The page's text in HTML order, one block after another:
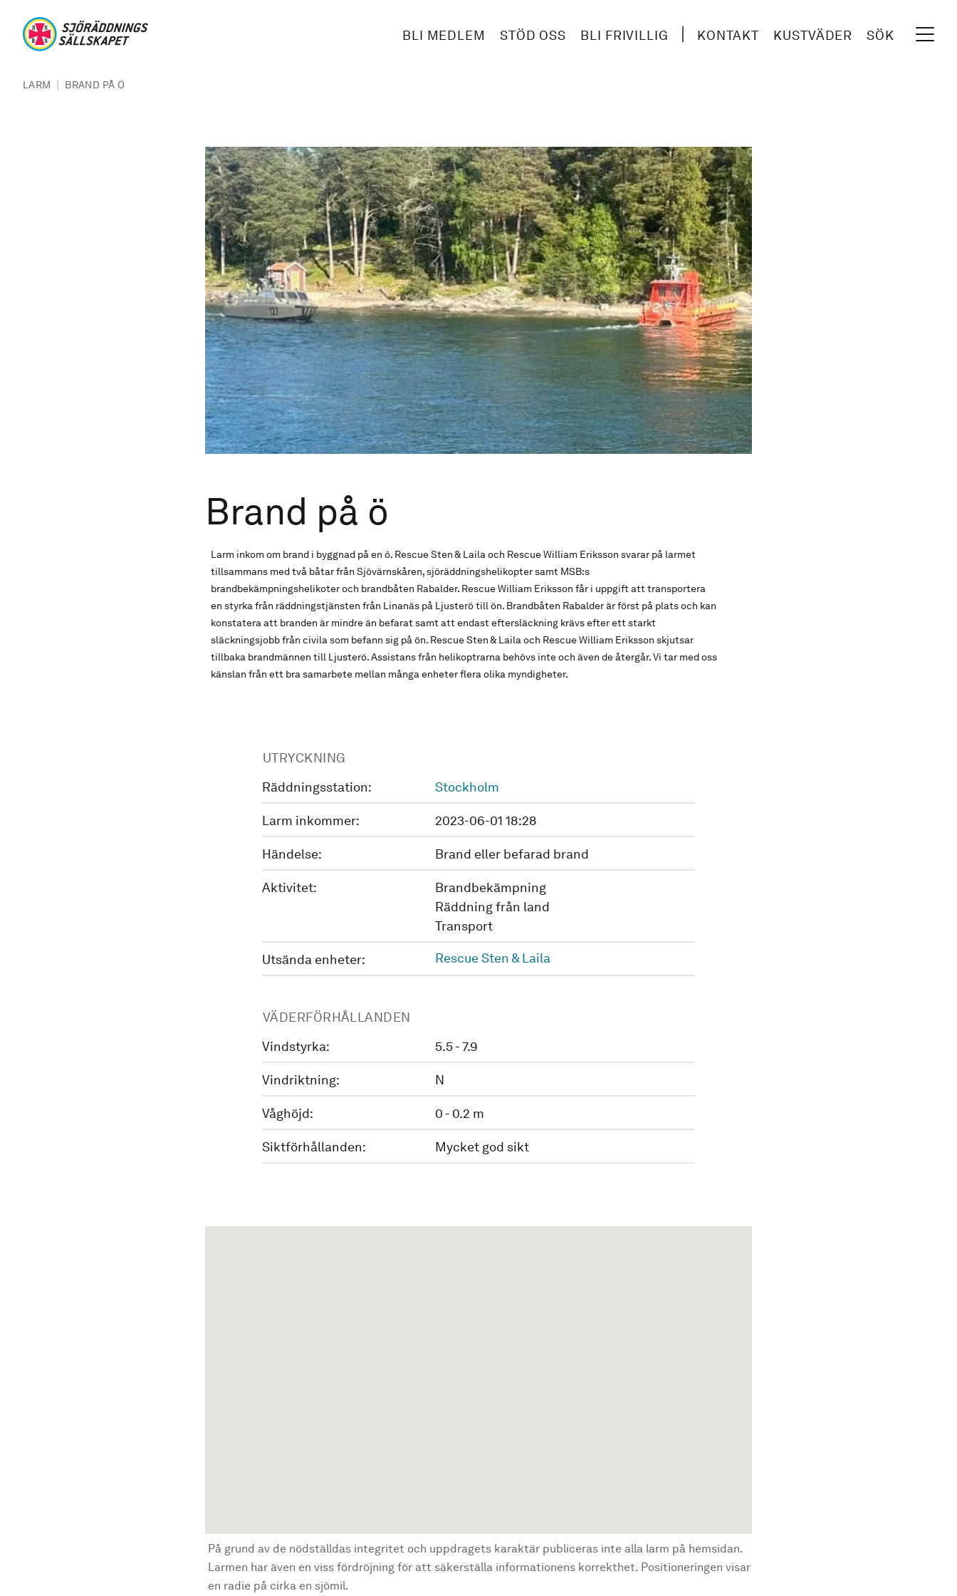
BLI MEDLEM STÖD OSS BLI FRIVILLIG KONTAKT KUSTVÄDER SÖK
LARM | BRAND PÅ Ö
Brand på ö
Larm inkom om brand i byggnad på en ö. Rescue Sten & Laila och Rescue William Eriksson svarar på larmet
tillsammans med två båtar från Sjövärnskåren, sjöräddningshelikopter samt MSB:s
brandbekämpningshelikoter och brandbåten Rabalder. Rescue William Eriksson får i uppgift att transportera
en styrka från räddningstjänsten från Linanäs på Ljusterö till ön. Brandbåten Rabalder är först på plats och kan
konstatera att branden är mindre än befarat samt att endast eftersläckning krävs efter ett starkt
släckningsjobb från civila som befann sig på ön. Rescue Sten & Laila och Rescue William Eriksson skjutsar
tillbaka brandmännen till Ljusterö. Assistans från helikoptrarna behövs inte och även de återgår. Vi tar med oss
känslan från ett bra samarbete mellan många enheter flera olika myndigheter.
UTRYCKNING
Räddningsstation:
Stockholm
Larm inkommer: 2023-06-01 18:28
Händelse: Brand eller befarad brand
Aktivitet:
Brandbekämpning
Räddning från land
Transport
Utsända enheter: Rescue Sten & Laila
VÄDERFÖRHÅLLANDEN
Vindstyrka:
5.5 - 7.9
Vindriktning: N
Våghöjd: 0 - 0.2 m
Siktförhållanden: Mycket god sikt
På grund av de nödställdas integritet och uppdragets karaktär publiceras inte alla larm på hemsidan.
Larmen har även en viss fördröjning för att säkerställa informationens korrekthet. Positioneringen visar
en radie på cirka en sjömil.